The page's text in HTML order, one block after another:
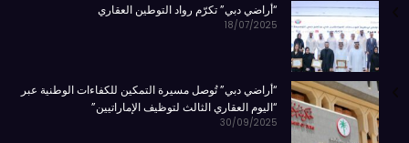
“أراضي دبي” تكرّم رواد التوطين العقاري
18/07/2025
“أراضي دبي” تُوصل مسيرة التمكين للكفاءات الوطنية عبر
“اليوم العقاري الثالث لتوظيف الإماراتيين”
30/09/2025